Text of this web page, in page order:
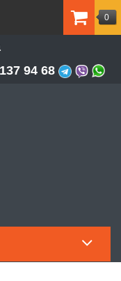
94 68
0